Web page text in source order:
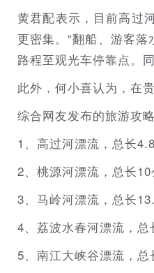
黄君配表示，目前高过
更密集。“翻船、游客
路程至观光车停靠点。
此外，何小喜认为，在
综合网友发布的旅游攻
1、高过河漂流，总长
2、桃源河漂流，总长
3、马岭河漂流，总长
4、荔波水春河漂流，
5、南江大峡谷漂流，